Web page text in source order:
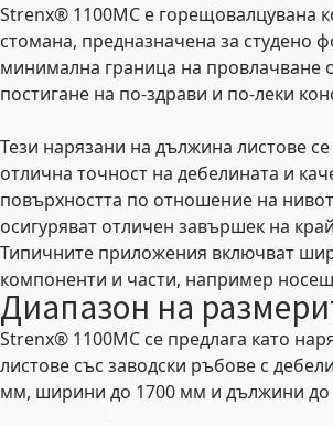
Strenx® 1100MC е горещовалцувана
стомана, предназначена за студено
минимална граница на провлачване
постигане на по-здрави и по-леки
Тези нарязани на дължина листове се
отлична точност на дебелината и
повърхността по отношение на
осигуряват отличен завършек на
Типичните приложения включват
компоненти и части, например
Диапазон на
Strenx® 1100MC се предлага като
листове със заводски ръбове с
мм, ширини до 1700 мм и дължини до